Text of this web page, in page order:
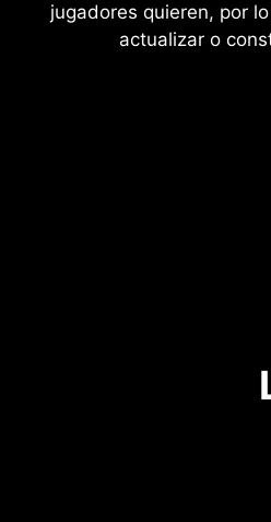
jugadores quieren, por
actualizar o